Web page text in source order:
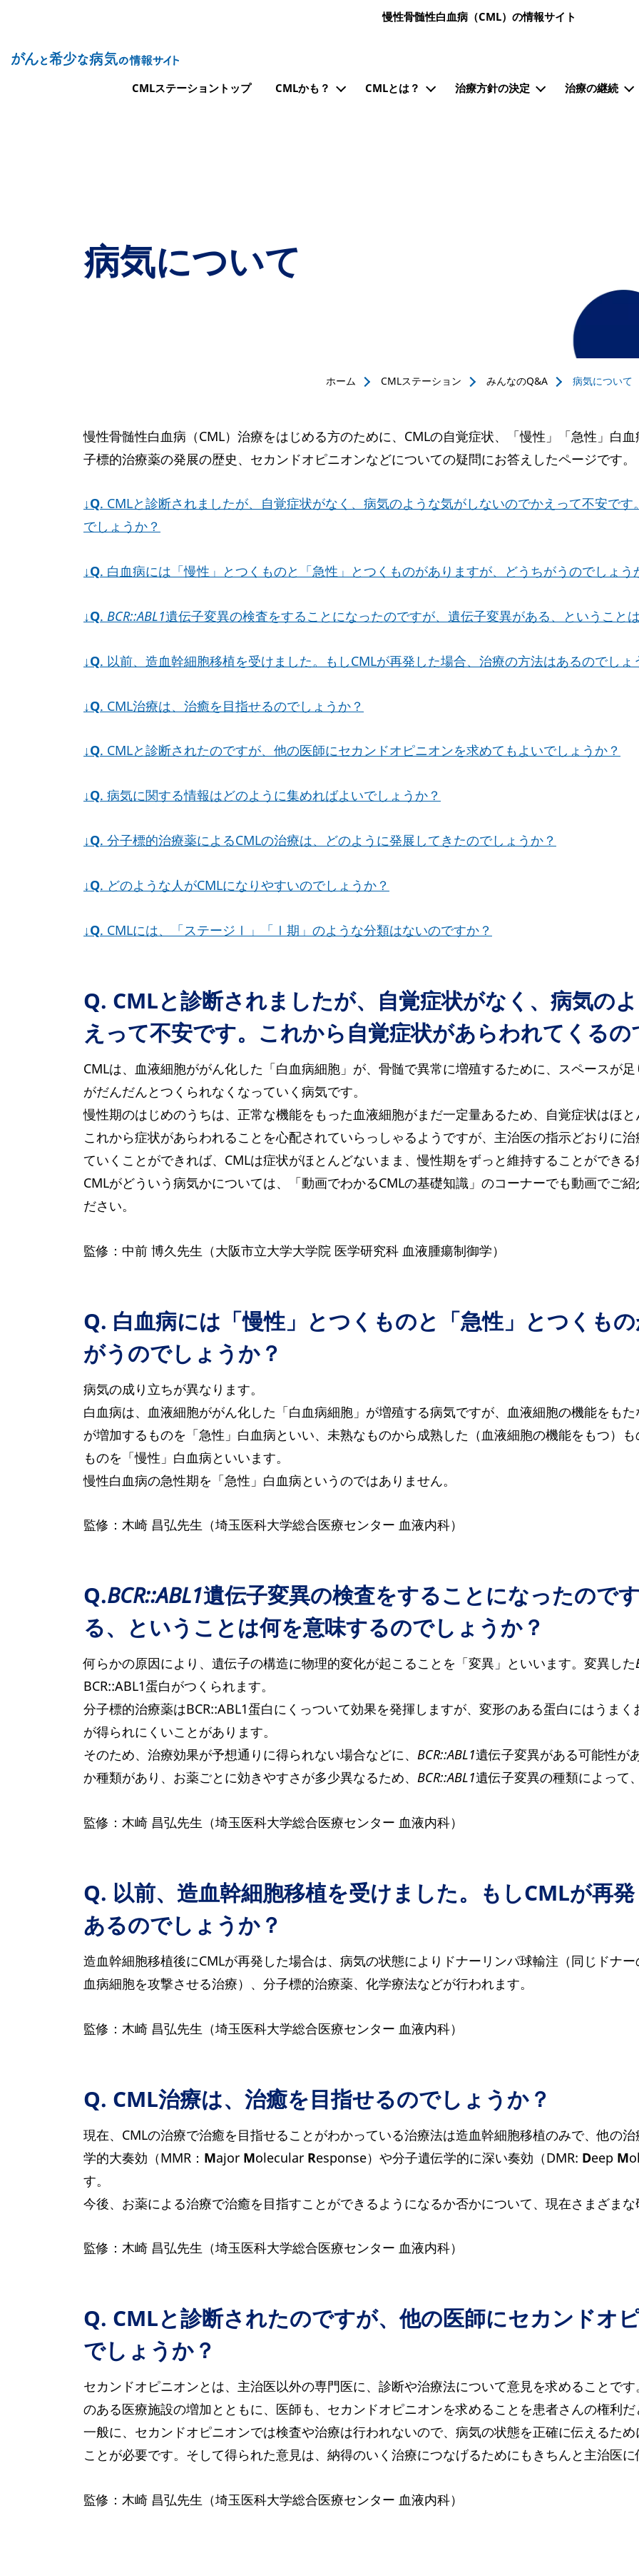
メインコンテンツに移動
慢性骨髄性白血病（CML）の情報サイト
Site Logo
CMLステーショントップ CMLかも？ CMLとは？ 治療方針の決定 治療の継続
病気について
ホーム CMLステーション みんなのQ&A 病気について
慢性骨髄性白血病（CML）治療をはじめる方のために、CMLの自覚症状、「慢性」「急性」白
子標的治療薬の発展の歴史、セカンドオピニオンなどについての疑問にお答えしたページです。
↓Q. CMLと診断されましたが、自覚症状がなく、病気のような気がしないのでかえって不安で
でしょうか？
↓Q. 白血病には「慢性」とつくものと「急性」とつくものがありますが、どうちがうのでしょう
↓Q. BCR::ABL1遺伝子変異の検査をすることになったのですが、遺伝子変異がある、ということ
↓Q. 以前、造血幹細胞移植を受けました。もしCMLが再発した場合、治療の方法はあるのでしょ
↓Q. CML治療は、治癒を目指せるのでしょうか？
↓Q. CMLと診断されたのですが、他の医師にセカンドオピニオンを求めてもよいでしょうか？
↓Q. 病気に関する情報はどのように集めればよいでしょうか？
↓Q. 分子標的治療薬によるCMLの治療は、どのように発展してきたのでしょうか？
↓Q. どのような人がCMLになりやすいのでしょうか？
↓Q. CMLには、「ステージⅠ」「Ⅰ期」のような分類はないのですか？
Q. CMLと診断されましたが、自覚症状がなく、病気の
えって不安です。これから自覚症状があらわれてくる
CMLは、血液細胞ががん化した「白血病細胞」が、骨髄で異常に増殖するために、スペースが
がだんだんとつくられなくなっていく病気です。
慢性期のはじめのうちは、正常な機能をもった血液細胞がまだ一定量あるため、自覚症状はほ
これから症状があらわれることを心配されていらっしゃるようですが、主治医の指示どおりに
ていくことができれば、CMLは症状がほとんどないまま、慢性期をずっと維持することができ
CMLがどういう病気かについては、「動画でわかるCMLの基礎知識」のコーナーでも動画でご
ださい。
監修：中前 博久先生（大阪市立大学大学院 医学研究科 血液腫瘍制御学）
Q. 白血病には「慢性」とつくものと「急性」とつくも
がうのでしょうか？
病気の成り立ちが異なります。
白血病は、血液細胞ががん化した「白血病細胞」が増殖する病気ですが、血液細胞の機能をも
が増加するものを「急性」白血病といい、未熟なものから成熟した（血液細胞の機能をもつ）
ものを「慢性」白血病といいます。
慢性白血病の急性期を「急性」白血病というのではありません。
監修：木崎 昌弘先生（埼玉医科大学総合医療センター 血液内科）
Q.BCR::ABL1遺伝子変異の検査をすることになったので
る、ということは何を意味するのでしょうか？
何らかの原因により、遺伝子の構造に物理的変化が起こることを「変異」といいます。変異した
BCR::ABL1蛋白がつくられます。
分子標的治療薬はBCR::ABL1蛋白にくっついて効果を発揮しますが、変形のある蛋白にはうま
が得られにくいことがあります。
そのため、治療効果が予想通りに得られない場合などに、 BCR::ABL1遺伝子変異がある可能性が
か種類があり、お薬ごとに効きやすさが多少異なるため、 BCR::ABL1遺伝子変異の種類によって
監修：木崎 昌弘先生（埼玉医科大学総合医療センター 血液内科）
Q. 以前、造血幹細胞移植を受けました。もしCMLが再
あるのでしょうか？
造血幹細胞移植後にCMLが再発した場合は、病気の状態によりドナーリンパ球輸注（同じドナ
血病細胞を攻撃させる治療）、分子標的治療薬、化学療法などが行われます。
監修：木崎 昌弘先生（埼玉医科大学総合医療センター 血液内科）
Q. CML治療は、治癒を目指せるのでしょうか？
現在、CMLの治療で治癒を目指せることがわかっている治療法は造血幹細胞移植のみで、他の
学的大奏効（MMR： Major Molecular Response）や分子遺伝学的に深い奏効（DMR: Deep M
す。
今後、お薬による治療で治癒を目指すことができるようになるか否かについて、現在さまざま
監修：木崎 昌弘先生（埼玉医科大学総合医療センター 血液内科）
Q. CMLと診断されたのですが、他の医師にセカンドオ
でしょうか？
セカンドオピニオンとは、主治医以外の専門医に、診断や治療法について意見を求めることで
のある医療施設の増加とともに、医師も、セカンドオピニオンを求めることを患者さんの権利
一般に、セカンドオピニオンでは検査や治療は行われないので、病気の状態を正確に伝えるた
ことが必要です。そして得られた意見は、納得のいく治療につなげるためにもきちんと主治医
監修：木崎 昌弘先生（埼玉医科大学総合医療センター 血液内科）